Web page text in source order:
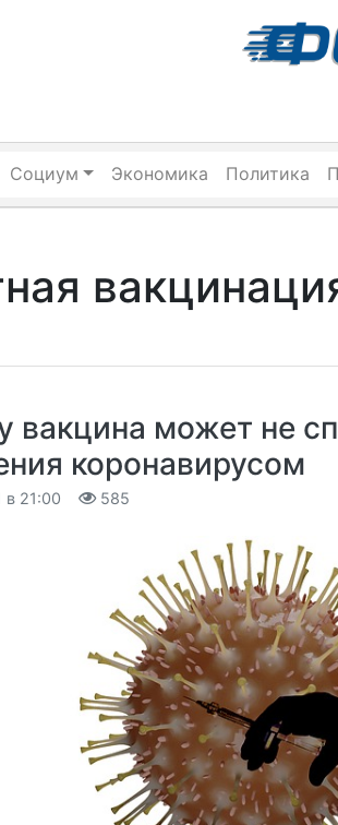
Социум Экономика Политика
вакцина может не
коронавирусом
в 21:00 585